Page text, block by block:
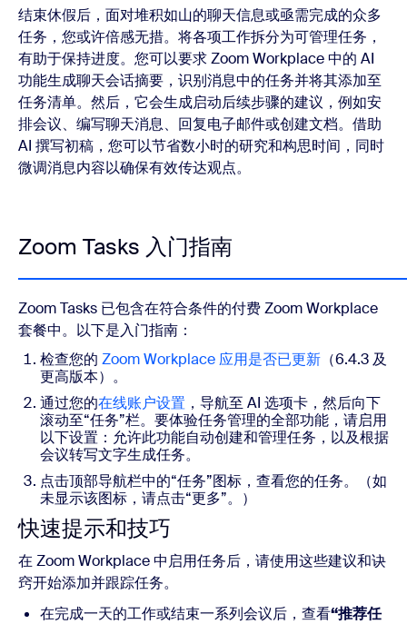
结束休假后，面对堆积如山的聊天信息或亟需完成的众多
任务，您或许倍感无措。将各项工作拆分为可管理任务，
有助于保持进度。您可以要求 Zoom Workplace 中的 AI
功能生成聊天会话摘要，识别消息中的任务并将其添加至
任务清单。然后，它会生成启动后续步骤的建议，例如安
排会议、编写聊天消息、回复电子邮件或创建文档。借助
AI 撰写初稿，您可以节省数小时的研究和构思时间，同时
微调消息内容以确保有效传达观点。
Zoom Tasks 入门指南
Zoom Tasks 已包含在符合条件的付费 Zoom Workplace
套餐中。以下是入门指南：
检查您的 Zoom Workplace 应用是否已更新 （6.4.3 及
更高版本）。
通过您的在线账户设置 ，导航至 AI 选项卡，然后向下
滚动至“任务”栏。要体验任务管理的全部功能，请启用
以下设置：允许此功能自动创建和管理任务，以及根据
会议转写文字生成任务。
点击顶部导航栏中的“任务”图标，查看您的任务。（如
未显示该图标，请点击“更多”。）
快速提示和技巧
在 Zoom Workplace 中启用任务后，请使用这些建议和诀
窍开始添加并跟踪任务。
在完成一天的工作或结束一系列会议后，查看“推荐任